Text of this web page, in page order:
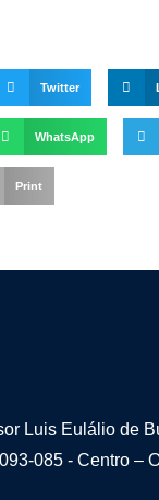
Twitter
WhatsApp
Print
Luis Eulálio de
085 - Centro –